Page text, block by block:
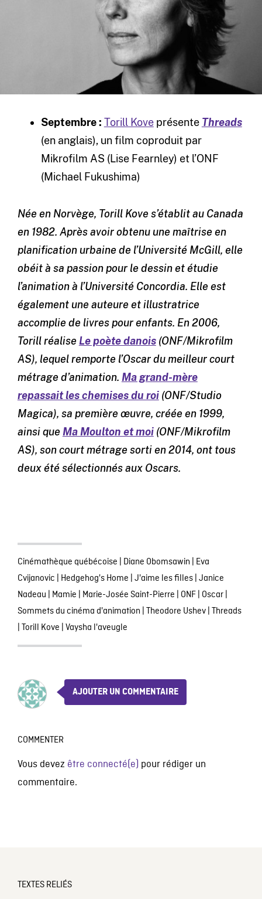
Septembre : Torill Koveprésente Threads
(en anglais), un film coproduit par
Mikrofilm AS (Lise Fearnley) et l’ONF
(Michael Fukushima)
Née en Norvège, Torill Kove s’établit au Canada
en 1982. Après avoir obtenu une maîtrise en
planification urbaine de l’Université McGill, elle
obéit à sa passion pour le dessin et étudie
l’animation à l’Université Concordia. Elle est
également une auteure et illustratrice
accomplie de livres pour enfants. En 2006,
Torill réalise Le poète danois(ONF/Mikrofilm
AS), lequel remporte l’Oscar du meilleur court
métrage d’animation. Ma grand-mère
repassait les chemises du roi(ONF/Studio
Magica), sa première œuvre, créée en 1999,
ainsi que Ma Moulton et moi(ONF/Mikrofilm
AS), son court métrage sorti en 2014, ont tous
deux été sélectionnés aux Oscars.
Cinémathèque québécoise | Diane Obomsawin | Eva
Cvijanovic | Hedgehog's Home | J'aime les filles| Janice
Nadeau | Mamie | Marie-Josée Saint-Pierre | ONF| Oscar|
Sommets du cinéma d'animation | Theodore Ushev| Threads
| Torill Kove | Vaysha l'aveugle
AJOUTER UN COMMENTAIRE
COMMENTER
Vous devez être connecté(e) pour rédiger un
commentaire.
TEXTES RELIÉS